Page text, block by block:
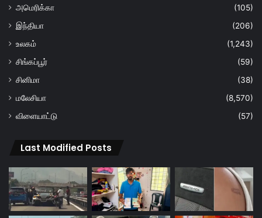
அமெரிக்கா
(105)
இந்தியா
(206)
உலகம்
(1,243)
சிங்கப்பூர்
(59)
சினிமா
(38)
மலேசியா
(8,570)
விளையாட்டு
(57)
Last Modified Posts